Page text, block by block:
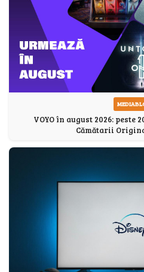
VOYO în august 2026:
Cămătarii